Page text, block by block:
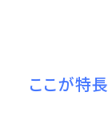
ここが特